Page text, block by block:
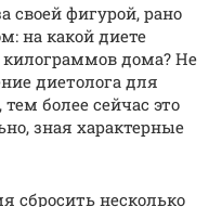
фигурой, рано
на какой диете
дома? Не
диетолога для
более сейчас это
зная характерные
сбросить несколько